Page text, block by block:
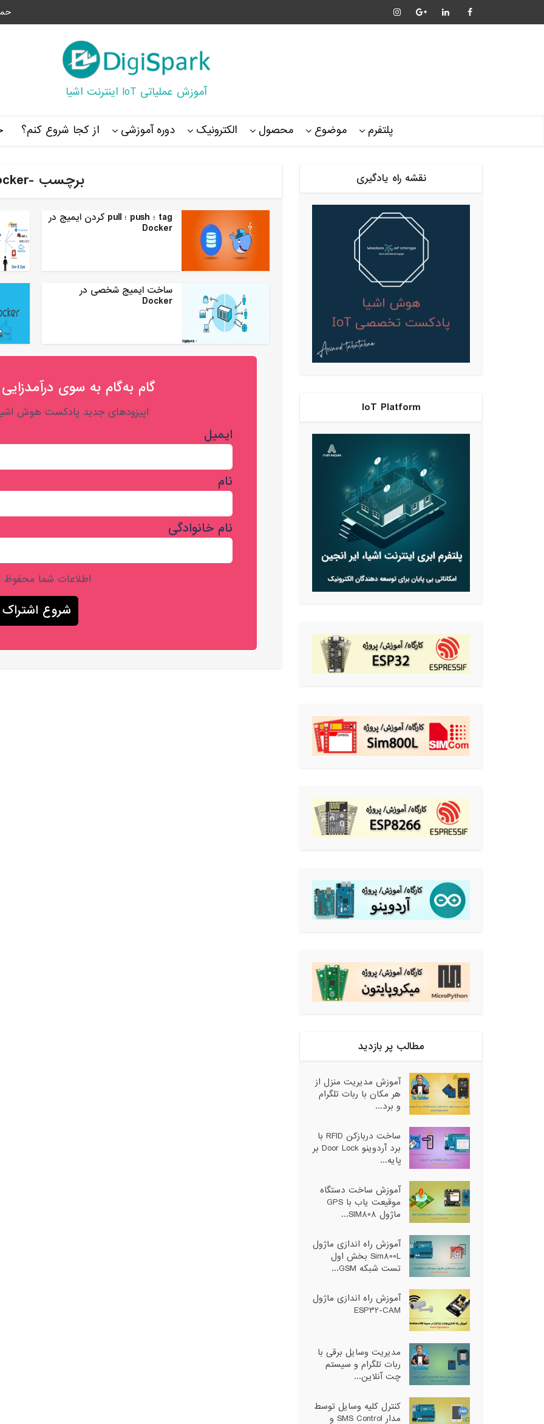
آموزش عملیاتی IoT اینترنت اشیا
پلتفرم موضوع محصول الکترونیک دوره آموزشی از کجا شروع کنم؟
برچسب -docker
tag ؛ push ؛ pull کردن ایمیج در
Docker
ساخت ایمیج شخصی در
Docker
گام به‌گام به‌ سوی درآمدزایی
اپیزودهای جدید پادکست هوش
ایمیل
نام
نام خانوادگی
اطلاعات شما
نقشه راه یادگیری
IoT Platform
مطالب پر بازدید
آموزش مدیریت منزل از
هر مکان با ربات تلگرام
و برد...
ساخت دربازکن RFID با
برد آردوینو Door Lock بر
پایه...
آموزش ساخت دستگاه
موقیعت یاب با GPS
ماژول SIM808...
آموزش راه اندازی ماژول
Sim800L بخش اول
تست شبکه GSM...
آموزش راه اندازی ماژول
ESP32-CAM
مدیریت وسایل برقی با
ربات تلگرام و سیستم
چت آنلاین...
کنترل کلیه وسایل توسط
مدار SMS Control و